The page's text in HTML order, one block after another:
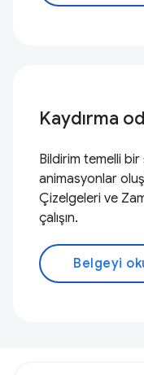
Kaydırma
Bildirim temelli bir
animasyonlar
Çizelgeleri ve
çalışın.
Belgeyi